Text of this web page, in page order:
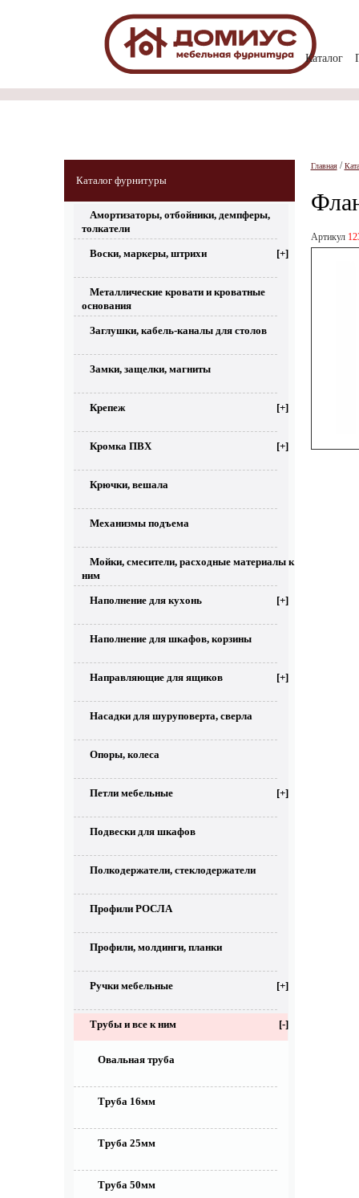
Каталог
Каталог фурнитуры
Амортизаторы, отбойники, демпферы,
толкатели
Воски, маркеры, штрихи [+]
Металлические кровати и кроватные
основания
Заглушки, кабель-каналы для столов
Замки, защелки, магниты
Крепеж [+]
Кромка ПВХ [+]
Крючки, вешала
Механизмы подъема
Мойки, смесители, расходные материалы к
ним
Наполнение для кухонь [+]
Наполнение для шкафов, корзины
Направляющие для ящиков [+]
Насадки для шуруповерта, сверла
Опоры, колеса
Петли мебельные [+]
Подвески для шкафов
Полкодержатели, стеклодержатели
Профили РОСЛА
Профили, молдинги, планки
Ручки мебельные [+]
Трубы и все к ним [-]
Овальная труба
Труба 16мм
Труба 25мм
Труба 50мм
Главная/
Артикул